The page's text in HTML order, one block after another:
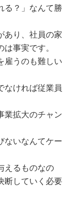
る？」なんて勝
あり、社員の家
事実です。
雇うのも難しい
なければ従業員
業拡大のチャン
ないなんてケー
えるものなの
断していく必要